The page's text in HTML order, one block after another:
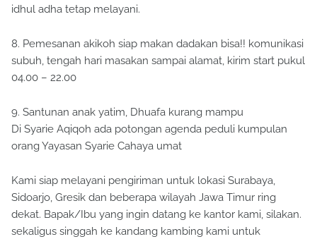
idhul adha tetap melayani.
8. Pemesanan akikoh siap makan dadakan bisa!! komunikasi
subuh, tengah hari masakan sampai alamat, kirim start pukul
04.00 – 22.00
9. Santunan anak yatim, Dhuafa kurang mampu
Di Syarie Aqiqoh ada potongan agenda peduli kumpulan
orang Yayasan Syarie Cahaya umat
Kami siap melayani pengiriman untuk lokasi Surabaya,
Sidoarjo, Gresik dan beberapa wilayah Jawa Timur ring
dekat. Bapak/Ibu yang ingin datang ke kantor kami, silakan.
sekaligus singgah ke kandang kambing kami untuk